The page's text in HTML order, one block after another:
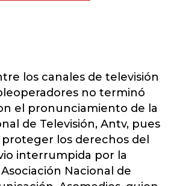
los canales de televisión
no terminó
el pronunciamiento de la
de Televisión, Antv, pues
los derechos del
interrumpida por la
Nacional de